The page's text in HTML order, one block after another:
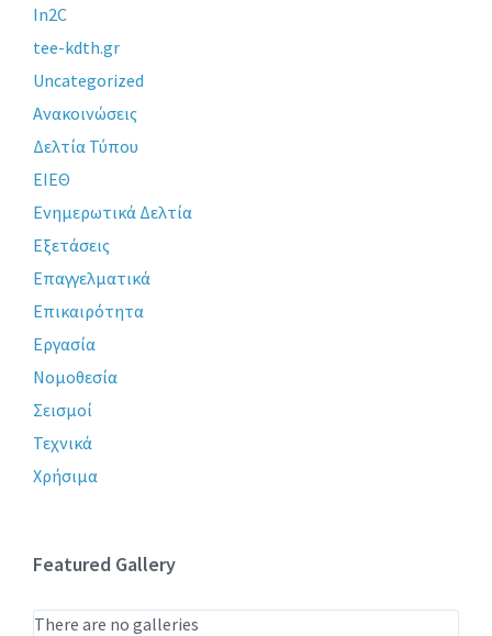
In2C
tee-kdth.gr
Uncategorized
Ανακοινώσεις
Δελτία Τύπου
ΕΙΕΘ
Ενημερωτικά Δελτία
Εξετάσεις
Επαγγελματικά
Επικαιρότητα
Εργασία
Νομοθεσία
Σεισμοί
Τεχνικά
Χρήσιμα
Featured Gallery
There are no galleries